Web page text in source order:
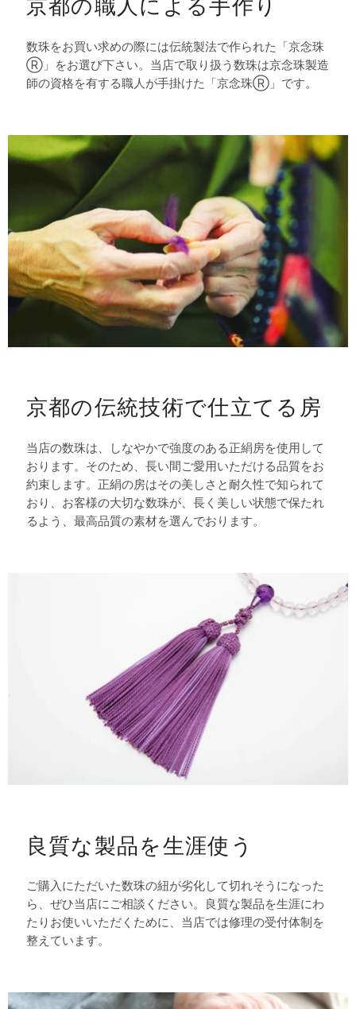
京都の職人による手作り
数珠をお買い求めの際には伝統製法で作られた「京念珠
Ⓡ」をお選び下さい。当店で取り扱う数珠は京念珠製造
師の資格を有する職人が手掛けた「京念珠Ⓡ」です。
京都の伝統技術で仕立てる房
当店の数珠は、しなやかで強度のある正絹房を使用して
おります。そのため、長い間ご愛用いただける品質をお
約束します。正絹の房はその美しさと耐久性で知られて
おり、お客様の大切な数珠が、長く美しい状態で保たれ
るよう、最高品質の素材を選んでおります。
良質な製品を生涯使う
ご購入にただいた数珠の紐が劣化して切れそうになった
ら、ぜひ当店にご相談ください。良質な製品を生涯にわ
たりお使いいただくために、当店では修理の受付体制を
整えています。